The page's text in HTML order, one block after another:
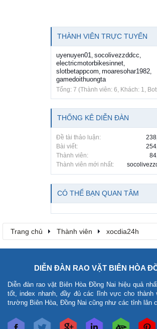
THÀNH VIÊN TRỰC TUYẾN
uyenuyen01, socolivezzddcc,
electricmotorbikesinnet,
slotbetappcom, moaresohar1982,
gamedoithuongta
Tổng: 7 (Thành viên: 6, Khách: 1,
THỐNG KÊ DIỄN ĐÀN
Đề tài thảo luận:
Bài viết:
Thành viên:
Thành viên mới nhất:
CÓ THỂ BẠN QUAN TÂM
Trang chủ Thành viên xocdia24h
DIỄN ĐÀN RAO VẶT BIÊN HÒA
Diễn đàn rao vặt Biên Hòa Đồng Nai hiệu quả
tốt, index nhanh, đầy đủ các lĩnh vực cho thành
trường Biên Hòa, Đồng Nai cũng như các tỉnh lân